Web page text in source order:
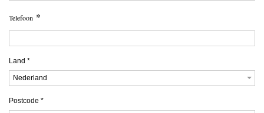
Telefoon *
Land *
Nederland
Postcode *